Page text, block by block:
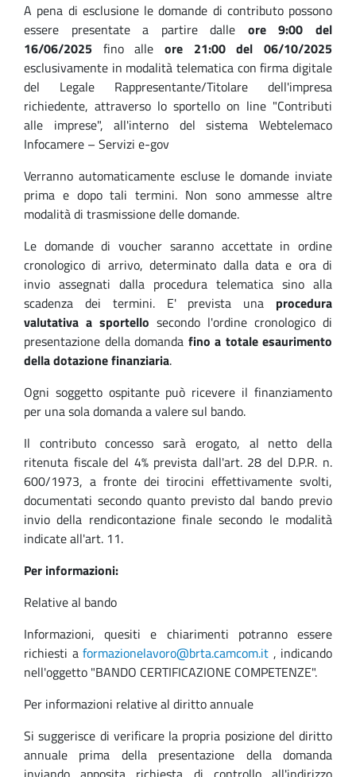
A pena di esclusione le domande di contributo possono
essere presentate a partire dalle ore 9:00 del
16/06/2025 fino alle ore 21:00 del 06/10/2025
esclusivamente in modalità telematica con firma digitale
del Legale Rappresentante/Titolare dell'impresa
richiedente, attraverso lo sportello on line "Contributi
alle imprese", all'interno del sistema Webtelemaco
Infocamere – Servizi e-gov
Verranno automaticamente escluse le domande inviate
prima e dopo tali termini. Non sono ammesse altre
modalità di trasmissione delle domande.
Le domande di voucher saranno accettate in ordine
cronologico di arrivo, determinato dalla data e ora di
invio assegnati dalla procedura telematica sino alla
scadenza dei termini. E' prevista una procedura
valutativa a sportello secondo l'ordine cronologico di
presentazione della domanda fino a totale esaurimento
della dotazione finanziaria.
Ogni soggetto ospitante può ricevere il finanziamento
per una sola domanda a valere sul bando.
Il contributo concesso sarà erogato, al netto della
ritenuta fiscale del 4% prevista dall'art. 28 del D.P.R. n.
600/1973, a fronte dei tirocini effettivamente svolti,
documentati secondo quanto previsto dal bando previo
invio della rendicontazione finale secondo le modalità
indicate all'art. 11.
Per informazioni:
Relative al bando
Informazioni, quesiti e chiarimenti potranno essere
richiesti a formazionelavoro@brta.camcom.it , indicando
nell'oggetto "BANDO CERTIFICAZIONE COMPETENZE".
Per informazioni relative al diritto annuale
Si suggerisce di verificare la propria posizione del diritto
annuale prima della presentazione della domanda